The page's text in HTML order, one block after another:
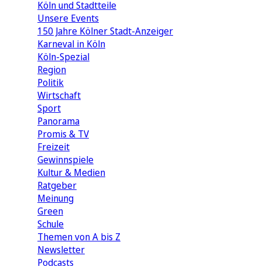
Köln und Stadtteile
Unsere Events
150 Jahre Kölner Stadt-Anzeiger
Karneval in Köln
Köln-Spezial
Region
Politik
Wirtschaft
Sport
Panorama
Promis & TV
Freizeit
Gewinnspiele
Kultur & Medien
Ratgeber
Meinung
Green
Schule
Themen von A bis Z
Newsletter
Podcasts